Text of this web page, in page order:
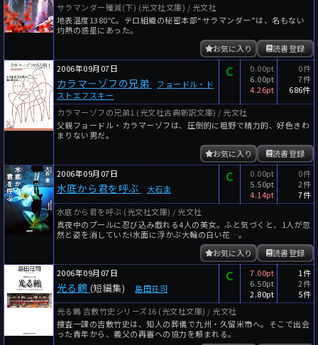
サラマンダー殲滅(下) (光文社文庫) / 光文社
地表温度1380℃。テロ組織の秘密本部“サラマンダー”は、名もない
灼熱の惑星にあった。
読書登録
お気に入り
2006年09月07日
カラマ－ゾフの兄弟
フョードル・ド
ストエフスキー
C
0.00pt
6.00pt
4.26pt
0件
7件
686件
カラマーゾフの兄弟1 (光文社古典新訳文庫) / 光文社
父親フョードル・カラマーゾフは、圧倒的に粗野で精力的、好色きわ
まりない男だ。
読書登録
お気に入り
2006年09月07日
水底から君を呼ぶ 大石圭
C
0.00pt
5.50pt
4.14pt
0件
2件
7件
水底から君を呼ぶ (光文社文庫) / 光文社
真夜中のプールに忍び込み戯れる4人の美女。ふと気づくと、1人が忽
然と姿を消していた!水面に浮かぶ大輪の白い花…。
読書登録
お気に入り
2006年09月07日
光る鶴 (短編集) 島田荘司
C
7.00pt
6.50pt
2.80pt
1件
2件
5件
光る鶴 吉敷竹史シリーズ16 (光文社文庫) / 光文社
捜査一課の吉敷竹史は、知人の葬儀で九州・久留米市へ。そこで出会
った青年から、義父の再審への協力を頼まれる。